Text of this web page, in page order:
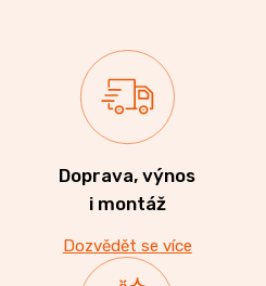
Doprava, výnos
i montáž
Dozvědět se více